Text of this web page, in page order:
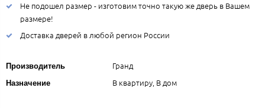
Не подошел размер - изготовим точно такую же дверь в Вашем
размере!
Доставка дверей в любой регион России
Производитель Гранд
Назначение В квартиру, В дом